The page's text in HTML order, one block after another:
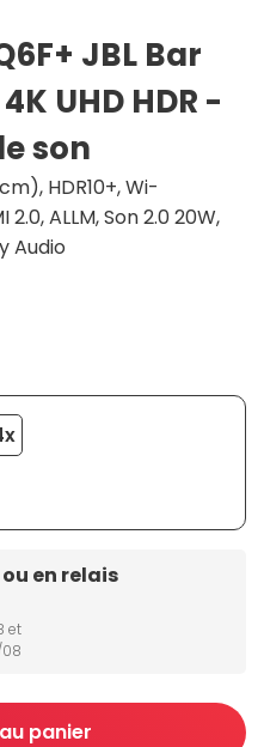
JBL Bar
UHD HDR -
son
HDR10+, Wi-
ALLM, Son 2.0 20W,
Audio
en relais
et
08
panier